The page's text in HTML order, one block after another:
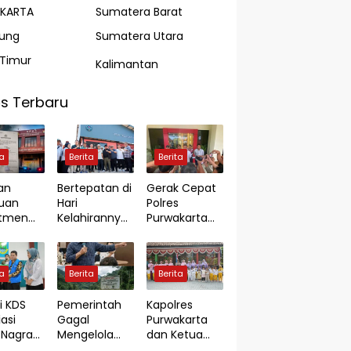
Sumatera Barat
Sumatera Utara
Kalimantan
Terbaru
Berita
Bertepatan di
Hari
Kelahirannya
KDS Resmikan
TPS3R
Tegalluar
Berita
Gerak Cepat
Polres
Purwakarta
Dugaan
Pembunuhan
di Cikopo,
Terduga
Pelaku
Diamankan
Sesaat
Berita
Pemerintah
Gagal
Mengelola
Berita
Kapolres
Purwakarta
dan Ketua